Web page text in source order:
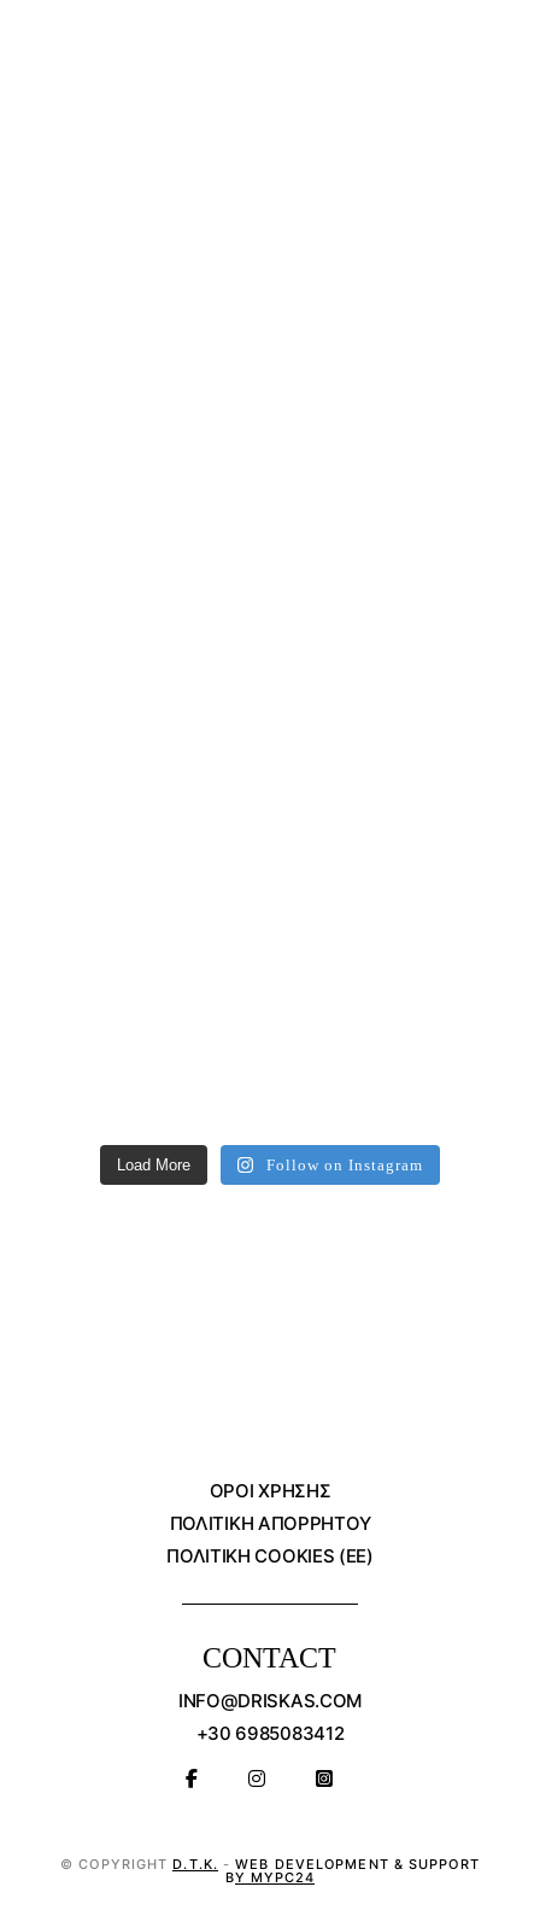
Load More Follow on Instagram
ΌΡΟΙ ΧΡΗΣΗΣ
ΠΟΛΙΤΙΚΗ ΑΠΟΡΡΗΤΟΥ
ΠΟΛΙΤΙΚΗ COOKIES (ΕΕ)
CONTACT
INFO@DRISKAS.COM
+30 6985083412
© COPYRIGHTD.T.K. -WEB DEVELOPMENT & SUPPORT
BY MYPC24